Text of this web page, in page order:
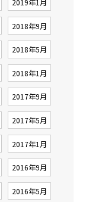
2019年1月
2018年9月
2018年5月
2018年1月
2017年9月
2017年5月
2017年1月
2016年9月
2016年5月